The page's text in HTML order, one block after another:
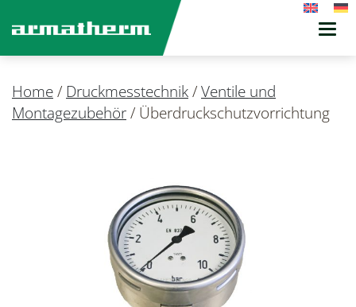
Home/ Druckmesstechnik/Ventile und
Montagezubehör/ Überdruckschutzvorrichtung